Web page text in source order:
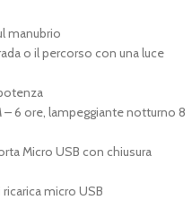
manubrio
o il percorso con una luce
– 6 ore, lampeggiante notturno 8
Micro USB con chiusura
micro USB